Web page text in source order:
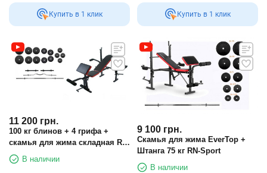
Купить в 1 клик Купить в 1 клик
11 200 грн.
100 кг блинов + 4 грифа +
скамья для жима складная RN-
Sport
В наличии
9 100 грн.
Скамья для жима EverTop +
Штанга 75 кг RN-Sport
В наличии